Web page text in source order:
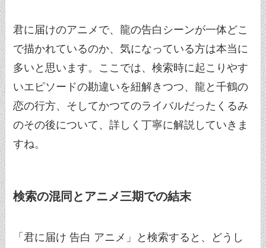
君に届けのアニメで、龍の告白シーンが一体どこ
で描かれているのか、気になっている方は本当に
多いと思います。ここでは、検索時に起こりやす
いエピソードの勘違いを紐解きつつ、龍と千鶴の
恋の行方、そしてかつてのライバルだったくるみ
のその後について、詳しく丁寧に解説していきま
すね。
検索の混同とアニメ三期での結末
「君に届け 告白 アニメ」と検索すると、どうし